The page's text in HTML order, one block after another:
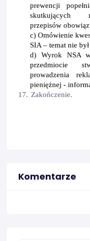
prewencji
skutkujących
przepisów
c) Omówienie
SIA – temat nie
d) Wyrok NSA
przedmiocie
prowadzenia
pieniężnej -
17. Zakończenie.
Komentarze